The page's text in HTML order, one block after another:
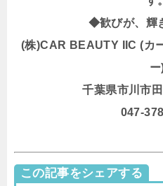
◆歓びが、輝
(株)CAR BEAUTY IIC (カ
ー
千葉県市川市
047-
この記事をシェアする